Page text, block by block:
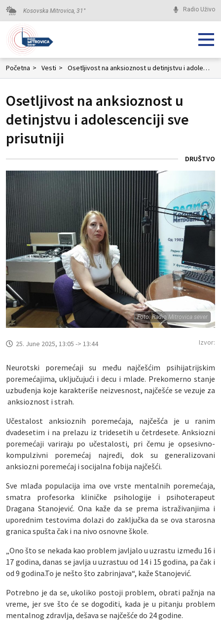
Kosovska Mitrovica, 31 ° Radio Uživo
Početna > Vesti > Osetljivost na anksioznost u detinjstvu i adolescenciji sve prisutniji
Osetljivost na anksioznost u
detinjstvu i adolescenciji sve
prisutniji
DRUŠTVO
Foto: Radio Mitrovica sever
25. June 2025, 13:05 -> 13:44 Izvor:
Neurotski poremećaji su među najčešćim psihijatrijskim
poremećajima, uključujući i decu i mlade. Prekomerno stanje
uzbuđenja koje karakteriše neizvesnost, najčešće se vezuje za
anksioznost i strah.
Učestalost anksioznih poremećaja, najčešća je u ranim
dvadesetim i na prelazu iz tridesetih u četrdesete. Anksiozni
poremećaji variraju po učestalosti, pri čemu je opsesivno-
kompulzivni poremećaj najređi, dok su generalizovani
anksiozni poremećaj i socijalna fobija najčešći.
Sve mlađa populacija ima ove vrste mentalnih poremećaja,
smatra profesorka kliničke psihologije i psihoterapeut
Dragana Stanojević. Ona kaže da se prema istraživanjima i
uporednim testovima dolazi do zaključka da se ova starosna
granica spušta čak i na nivo osnovne škole.
„Ono što se nekada kao problem javljalo u uzrastu između 16 i
17 godina, danas se javlja u uzrastuu od 14 i 15 godina, pa čak i
od 9 godina.To je nešto što zabrinjava“, kaže Stanojević.
Potrebno je da se, ukoliko postoji problem, obrati pažnja na
vreme, jer sve što će se dogoditi, kada je u pitanju problem
mentalnog zdravlja, dešava se najčešće do 24 godine.